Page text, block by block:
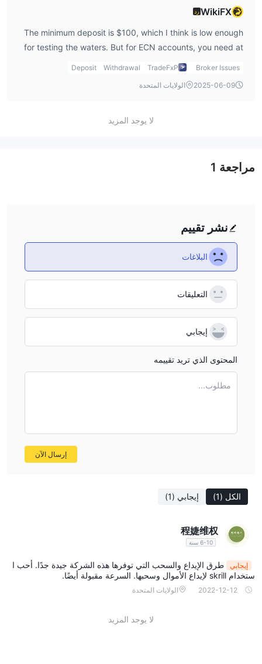
عالية من المخاطرة برأس المال الخاص بك. يرجى التأكد من فهمك
الكامل للمخاطر التي تنطوي عليها ، مع مراعاة أهداف استثماراتك
ومستوى خبرتك.
WikiFXرد
The minimum deposit is $100, which I think is low enough
for testing the waters. But for ECN accounts, you need at
least $2,000, which is more for traders with larger capital.
Broker Issues
TradeFxP
Withdrawal
Deposit
2025-06-09
الولايات المتحدة
لا يوجد المزيد
الكل (1) إيجابي (1)
程婕维权
6-10 سنة
إيجابي
طرق الإيداع والسحب التي توفرها هذه الشركة جيدة جدًا. أحب ا
ستخدام skrill لإيداع الأموال وسحبها. السرعة مقبولة أيضًا.
2022-12-12 الولايات المتحدة
لا يوجد المزيد
نشر تقييم
البلاغات
التعليقات
إيجابي
المحتوى الذي تريد تقييمه
مطلوب...
إرسال الآن
مراجعة